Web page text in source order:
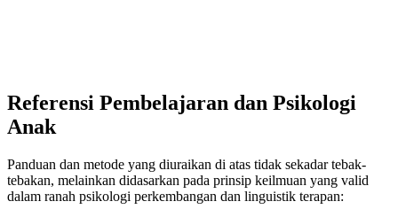
Referensi Pembelajaran dan Psikologi
Anak
Panduan dan metode yang diuraikan di atas tidak sekadar tebak-
tebakan, melainkan didasarkan pada prinsip keilmuan yang valid
dalam ranah psikologi perkembangan dan linguistik terapan: